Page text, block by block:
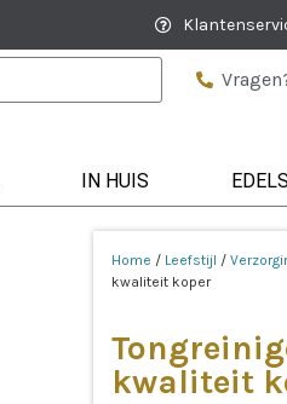
IN HUIS
Home / Leefstijl /
kwaliteit koper
kwaliteit